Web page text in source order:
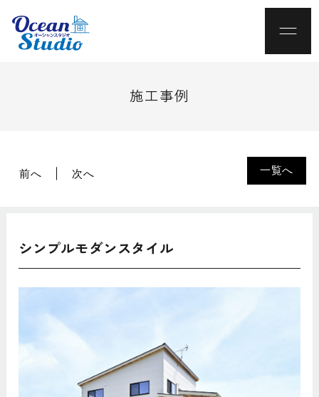
施工事例
一覧へ
前へ 次へ
シンプルモダンスタイル